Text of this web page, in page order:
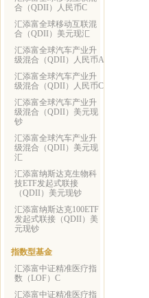
合（QDII）人民币C
汇添富全球移动互联混
合（QDII）美元现汇
汇添富全球汽车产业升
级混合（QDII）人民币A
汇添富全球汽车产业升
级混合（QDII）人民币C
汇添富全球汽车产业升
级混合（QDII）美元现
钞
汇添富全球汽车产业升
级混合（QDII）美元现
汇
汇添富纳斯达克生物科
技ETF发起式联接
（QDII）美元现钞
汇添富纳斯达克100ETF
发起式联接（QDII）美
元现钞
指数型基金
汇添富中证精准医疗指
数（LOF）C
汇添富中证精准医疗指